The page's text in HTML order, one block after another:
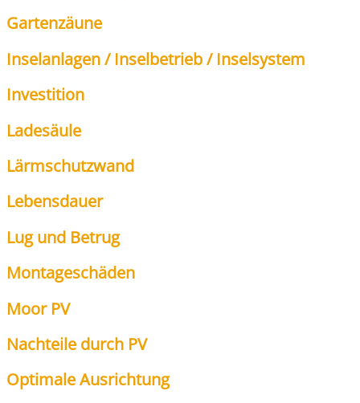
Gar­ten­zäu­ne
Insel­an­la­gen / Insel­be­trieb / Insel­sys­tem
Inves­ti­ti­on
Lade­säu­le
Lärm­schutz­wand
Lebens­dau­er
Lug und Betrug
Mon­ta­ge­schä­den
Moor PV
Nach­tei­le durch PV
Opti­ma­le Aus­rich­tung